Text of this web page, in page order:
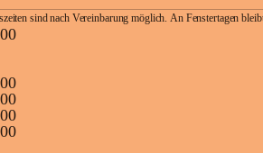
sind nach Vereinbarung möglich. An Fenstertagen